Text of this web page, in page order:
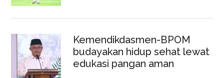
Kemendikdasmen-BPOM
budayakan hidup sehat lewat
edukasi pangan aman